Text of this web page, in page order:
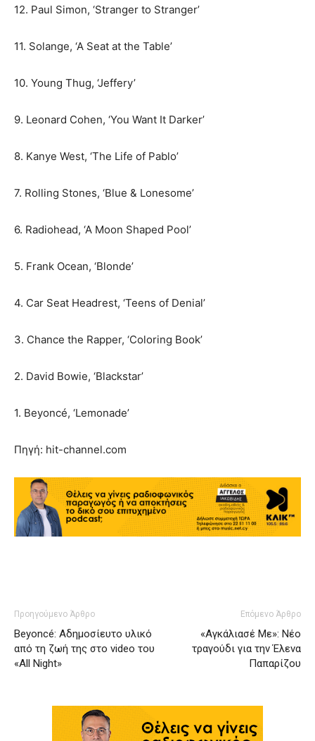
12. Paul Simon, ‘Stranger to Stranger’
11. Solange, ‘A Seat at the Table’
10. Young Thug, ‘Jeffery’
9. Leonard Cohen, ‘You Want It Darker’
8. Kanye West, ‘The Life of Pablo’
7. Rolling Stones, ‘Blue & Lonesome’
6. Radiohead, ‘A Moon Shaped Pool’
5. Frank Ocean, ‘Blonde’
4. Car Seat Headrest, ‘Teens of Denial’
3. Chance the Rapper, ‘Coloring Book’
2. David Bowie, ‘Blackstar’
1. Beyoncé, ‘Lemonade’
Πηγή: hit-channel.com
Προηγούμενο Άρθρο
Beyoncé: Αδημοσίευτο υλικό
από τη ζωή της στο video του
«All Night»
Επόμενο Άρθρο
«Αγκάλιασέ Με»: Νέο
τραγούδι για την Έλενα
Παπαρίζου